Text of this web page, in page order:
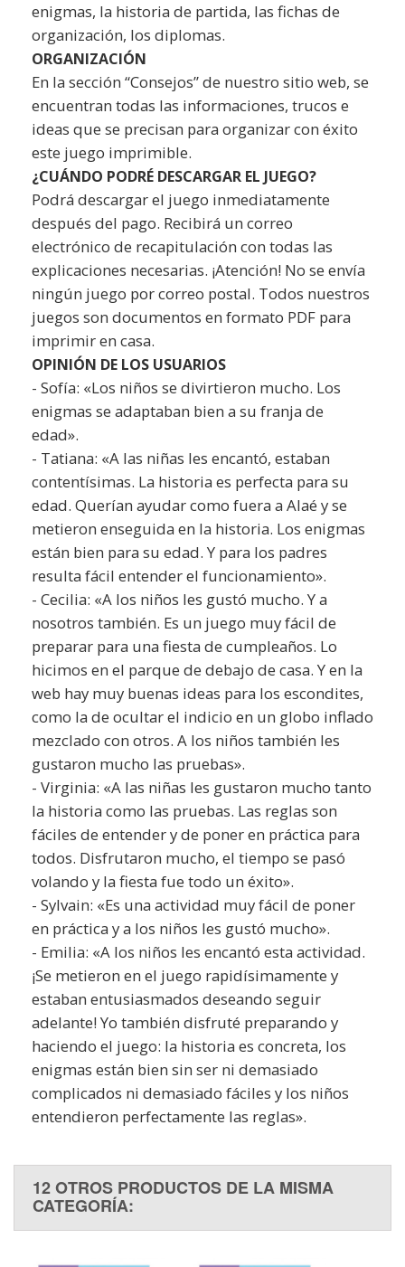
enigmas, la historia de partida, las fichas de
organización, los diplomas.
ORGANIZACIÓN
En la sección “Consejos” de nuestro sitio web, se
encuentran todas las informaciones, trucos e
ideas que se precisan para organizar con éxito
este juego imprimible.
¿CUÁNDO PODRÉ DESCARGAR EL JUEGO?
Podrá descargar el juego inmediatamente
después del pago. Recibirá un correo
electrónico de recapitulación con todas las
explicaciones necesarias. ¡Atención! No se envía
ningún juego por correo postal. Todos nuestros
juegos son documentos en formato PDF para
imprimir en casa.
OPINIÓN DE LOS USUARIOS
- Sofía: «Los niños se divirtieron mucho. Los
enigmas se adaptaban bien a su franja de
edad».
- Tatiana: «A las niñas les encantó, estaban
contentísimas. La historia es perfecta para su
edad. Querían ayudar como fuera a Alaé y se
metieron enseguida en la historia. Los enigmas
están bien para su edad. Y para los padres
resulta fácil entender el funcionamiento».
- Cecilia: «A los niños les gustó mucho. Y a
nosotros también. Es un juego muy fácil de
preparar para una fiesta de cumpleaños. Lo
hicimos en el parque de debajo de casa. Y en la
web hay muy buenas ideas para los escondites,
como la de ocultar el indicio en un globo inflado
mezclado con otros. A los niños también les
gustaron mucho las pruebas».
- Virginia: «A las niñas les gustaron mucho tanto
la historia como las pruebas. Las reglas son
fáciles de entender y de poner en práctica para
todos. Disfrutaron mucho, el tiempo se pasó
volando y la fiesta fue todo un éxito».
- Sylvain: «Es una actividad muy fácil de poner
en práctica y a los niños les gustó mucho».
- Emilia: «A los niños les encantó esta actividad.
¡Se metieron en el juego rapidísimamente y
estaban entusiasmados deseando seguir
adelante! Yo también disfruté preparando y
haciendo el juego: la historia es concreta, los
enigmas están bien sin ser ni demasiado
complicados ni demasiado fáciles y los niños
entendieron perfectamente las reglas».
12 OTROS PRODUCTOS DE LA MISMA
CATEGORÍA: